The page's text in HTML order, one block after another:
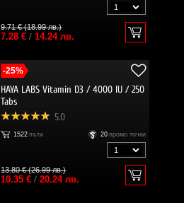
9.71 € (18.99 лв.)
7.28 €/ 14.24 лв.
-25%
HAYA LABS Vitamin D3 / 4000 IU / 250
Tabs
5.0
1522 пъти 20 промо точки
13.80 € (26.99 лв.)
10.35 €/ 20.24 лв.